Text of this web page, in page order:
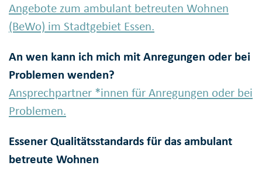
Angebote zum ambulant betreuten Wohnen
(BeWo) im Stadtgebiet Essen.
An wen kann ich mich mit Anregungen oder bei
Problemen wenden?
Ansprechpartner *innen für Anregungen oder bei
Problemen.
Essener Qualitätsstandards für das ambulant
betreute Wohnen